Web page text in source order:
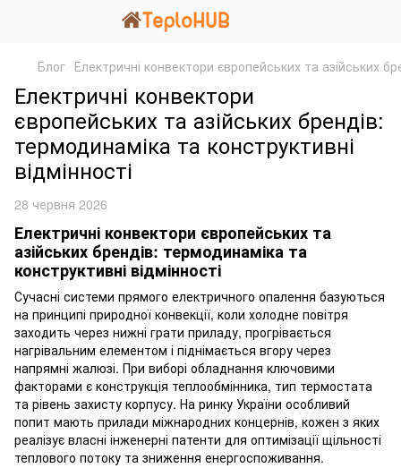
Блог Електричні конвектори європейських та азійських
Електричні конвектори
європейських та азійських брендів:
термодинаміка та конструктивні
відмінності
28 червня 2026
Електричні конвектори європейських та
азійських брендів: термодинаміка та
конструктивні відмінності
Сучасні системи прямого електричного опалення базуються
на принципі природної конвекції, коли холодне повітря
заходить через нижні грати приладу, прогрівається
нагрівальним елементом і піднімається вгору через
напрямні жалюзі. При виборі обладнання ключовими
факторами є конструкція теплообмінника, тип термостата
та рівень захисту корпусу. На ринку України особливий
попит мають прилади міжнародних концернів, кожен з яких
реалізує власні інженерні патенти для оптимізації щільності
теплового потоку та зниження енергоспоживання.